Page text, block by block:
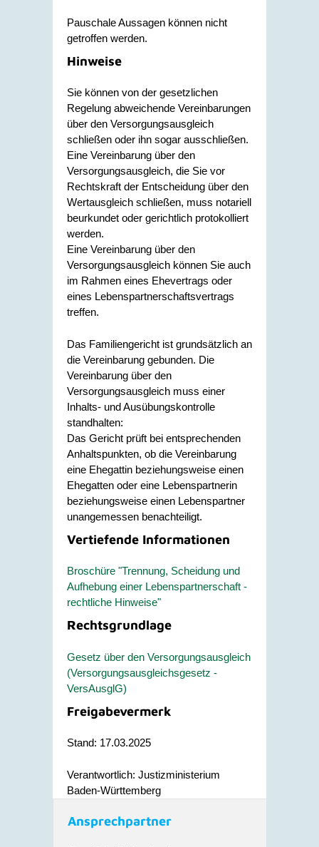
Pauschale Aussagen können nicht
getroffen werden.
Hinweise
Sie können von der gesetzlichen
Regelung abweichende Vereinbarungen
über den Versorgungsausgleich
schließen oder ihn sogar ausschließen.
Eine Vereinbarung über den
Versorgungsausgleich, die Sie vor
Rechtskraft der Entscheidung über den
Wertausgleich schließen, muss notariell
beurkundet oder gerichtlich protokolliert
werden.
Eine Vereinbarung über den
Versorgungsausgleich können Sie auch
im Rahmen eines Ehevertrags oder
eines Lebenspartnerschaftsvertrags
treffen.
Das Familiengericht ist grundsätzlich an
die Vereinbarung gebunden. Die
Vereinbarung über den
Versorgungsausgleich muss einer
Inhalts- und Ausübungskontrolle
standhalten:
Das Gericht prüft bei entsprechenden
Anhaltspunkten, ob die Vereinbarung
eine Ehegattin beziehungsweise einen
Ehegatten oder eine Lebenspartnerin
beziehungsweise einen Lebenspartner
unangemessen benachteiligt.
Vertiefende Informationen
Broschüre "Trennung, Scheidung und
Aufhebung einer Lebenspartnerschaft -
rechtliche Hinweise"
Rechtsgrundlage
Gesetz über den Versorgungsausgleich
(Versorgungsausgleichsgesetz -
VersAusglG)
Freigabevermerk
Stand: 17.03.2025
Verantwortlich: Justizministerium
Baden-Württemberg
Ansprechpartner